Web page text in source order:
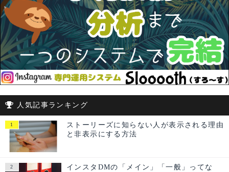
人気記事ランキング
ストーリーズに知らない人が表示される理由
と非表示にする方法
インスタDMの「メイン」「一般」ってな